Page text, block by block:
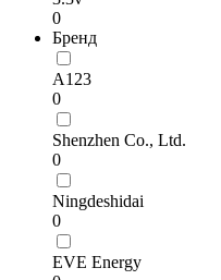
0
Бренд
А123
0
Shenzhen Co., Ltd.
0
Ningdeshidai
0
EVE Energy